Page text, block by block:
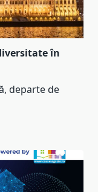
în
departe de